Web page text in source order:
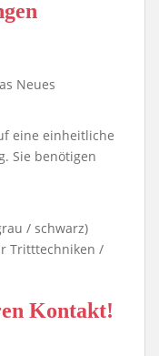
Neues
eine einheitliche
Sie benötigen
/ schwarz)
Tritttechniken /
Kontakt!